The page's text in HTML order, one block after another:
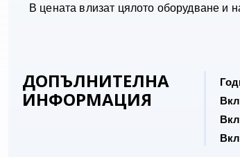
В цената влизат цялото оборудване и
ДОПЪЛНИТЕЛНА
ИНФОРМАЦИЯ